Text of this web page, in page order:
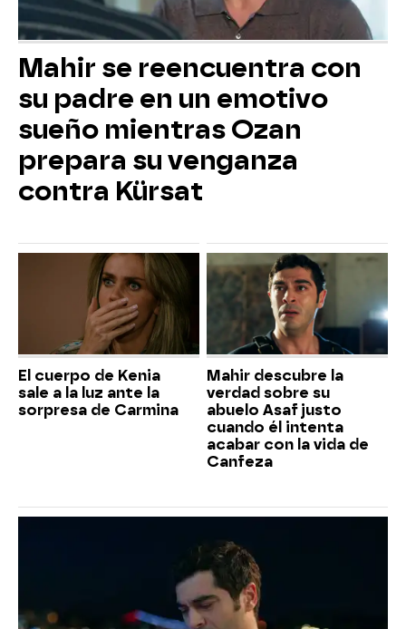
Mahir se reencuentra con
su padre en un emotivo
sueño mientras Ozan
prepara su venganza
contra Kürsat
El cuerpo de Kenia
sale a la luz ante la
sorpresa de Carmina
Mahir descubre la
verdad sobre su
abuelo Asaf justo
cuando él intenta
acabar con la vida de
Canfeza